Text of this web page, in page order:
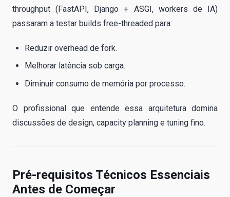
throughput (FastAPI, Django + ASGI, workers de IA)
passaram a testar builds free-threaded para:
Reduzir overhead de fork.
Melhorar latência sob carga.
Diminuir consumo de memória por processo.
O profissional que entende essa arquitetura domina
discussões de design, capacity planning e tuning fino.
Pré-requisitos Técnicos Essenciais
Antes de Começar